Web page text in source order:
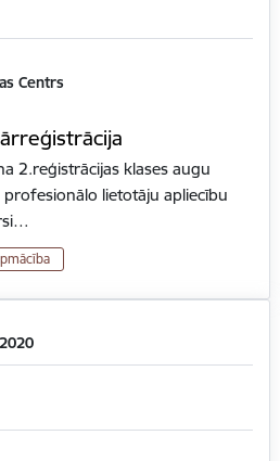
Centrs
2.reģistrācijas klases augu
profesionālo lietotāju apliecību